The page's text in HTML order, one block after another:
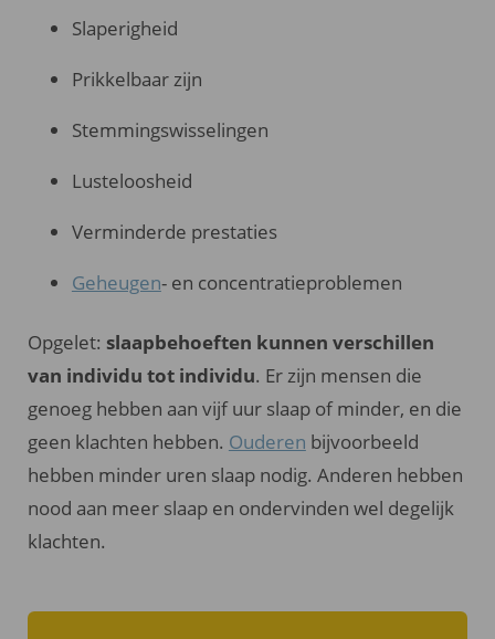
Slaperigheid
Prikkelbaar zijn
Stemmingswisselingen
Lusteloosheid
Verminderde prestaties
Geheugen- en concentratieproblemen
Opgelet: slaapbehoeften kunnen verschillen
van individu tot individu. Er zijn mensen die
genoeg hebben aan vijf uur slaap of minder, en die
geen klachten hebben. Ouderen bijvoorbeeld
hebben minder uren slaap nodig. Anderen hebben
nood aan meer slaap en ondervinden wel degelijk
klachten.